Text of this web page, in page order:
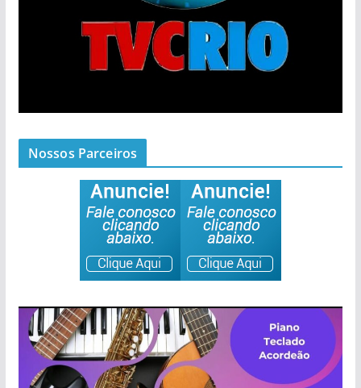
Nossos Parceiros